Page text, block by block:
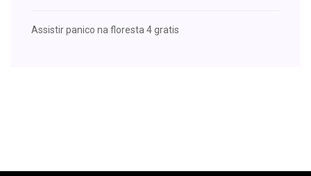
Assistir panico na floresta 4 gratis